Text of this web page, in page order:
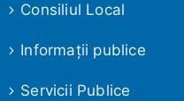
Consiliul Local
Informaţii publice
Servicii Publice